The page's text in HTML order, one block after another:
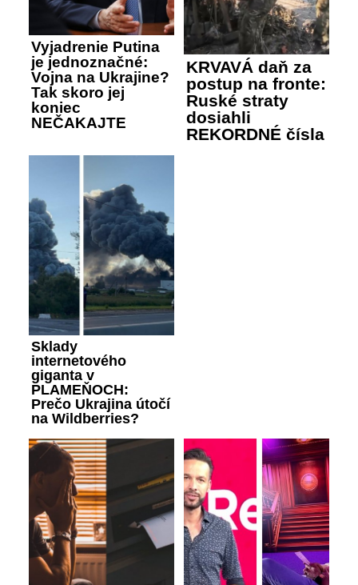
Vyjadrenie Putina
je jednoznačné:
Vojna na Ukrajine?
Tak skoro jej
koniec
NEČAKAJTE
KRVAVÁ daň za
postup na fronte:
Ruské straty
dosiahli
REKORDNÉ čísla
Sklady
internetového
giganta v
PLAMEŇOCH:
Prečo Ukrajina útočí
na Wildberries?